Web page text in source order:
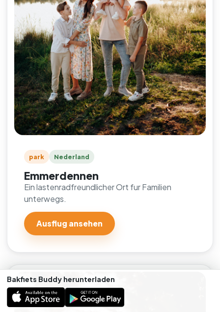
park Nederland
Emmerdennen
Ein lastenradfreundlicher Ort fur Familien
unterwegs.
Ausflug ansehen
Bakfiets Buddy herunterladen